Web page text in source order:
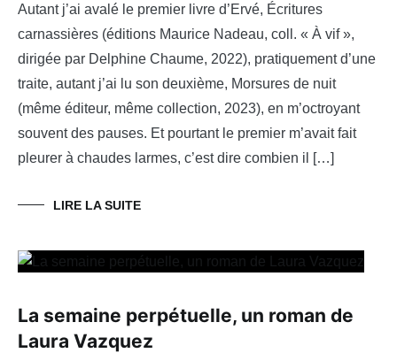
Autant j’ai avalé le premier livre d’Ervé, Écritures
carnassières (éditions Maurice Nadeau, coll. « À vif »,
dirigée par Delphine Chaume, 2022), pratiquement d’une
traite, autant j’ai lu son deuxième, Morsures de nuit
(même éditeur, même collection, 2023), en m’octroyant
souvent des pauses. Et pourtant le premier m’avait fait
pleurer à chaudes larmes, c’est dire combien il […]
LIRE LA SUITE
La semaine perpétuelle, un roman de
Laura Vazquez